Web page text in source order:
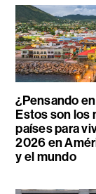
¿Pensando
Estos son los
países para
2026 en
y el mundo